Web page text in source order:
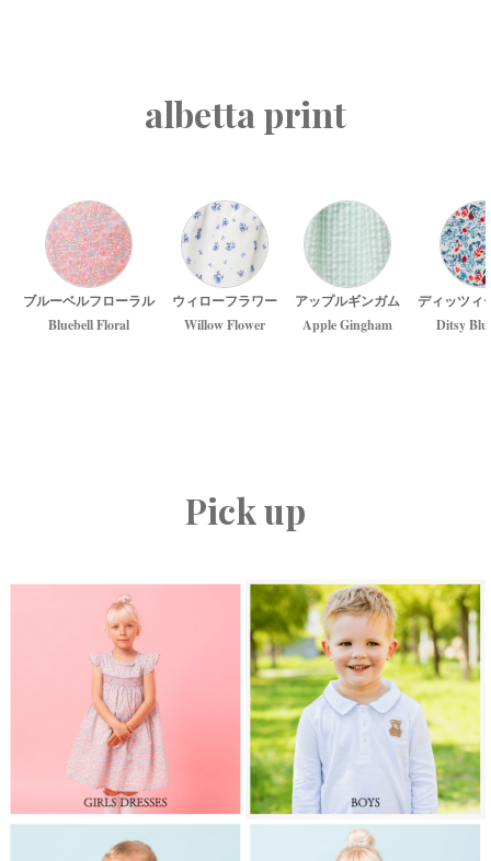
albetta print
ブルーベルフローラル
Bluebell Floral
ウィローフラワー
Willow Flower
アップルギンガム
Apple Gingham
ディッツィ
Ditsy
Pick up